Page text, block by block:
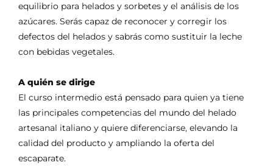
equilibrio para helados y sorbetes y el análisis de los
azúcares. Serás capaz de reconocer y corregir los
defectos del helados y sabrás como sustituir la leche
con bebidas vegetales.
A quién se dirige
El curso intermedio está pensado para quien ya tiene
las principales competencias del mundo del helado
artesanal italiano y quiere diferenciarse, elevando la
calidad del producto y ampliando la oferta del
escaparate.